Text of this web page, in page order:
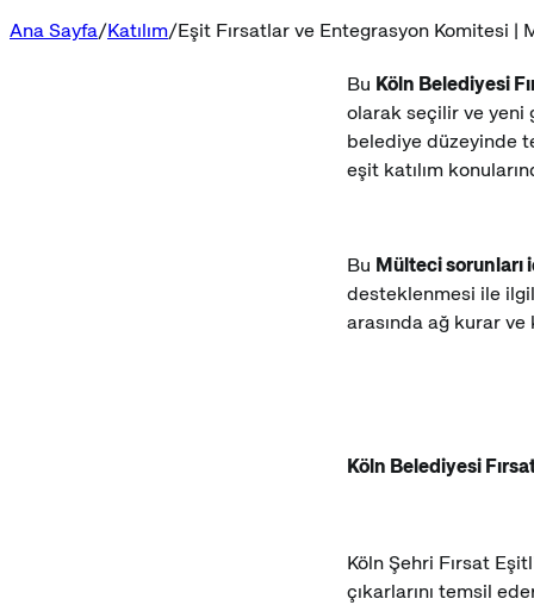
Ana Sayfa Katılım Eşit Fırsatlar ve Entegrasyon Komitesi |
Bu Köln Belediyesi
olarak seçilir ve yeni
belediye düzeyinde
eşit katılım
Bu Mülteci sorunları
desteklenmesi ile
arasında ağ kurar
Köln Belediyesi
Köln Şehri Fırsat
çıkarlarını temsil